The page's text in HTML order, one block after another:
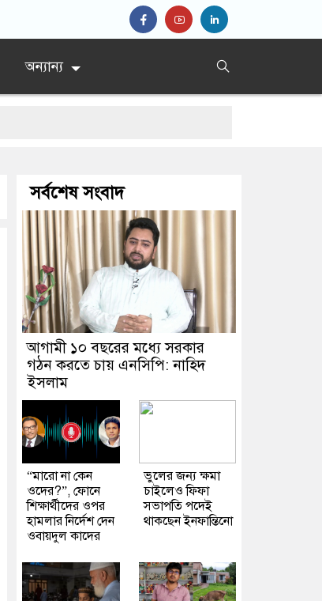
অন্যান্য
সর্বশেষ সংবাদ
আগামী ১০ বছরের মধ্যে সরকার
গঠন করতে চায় এনসিপি: নাহিদ
ইসলাম
“মারো না কেন
ওদের?”, ফোনে
শিক্ষার্থীদের ওপর
হামলার নির্দেশ দেন
ওবায়দুল কাদের
ভুলের জন্য ক্ষমা
চাইলেও ফিফা
সভাপতি পদেই
থাকছেন ইনফান্তিনো